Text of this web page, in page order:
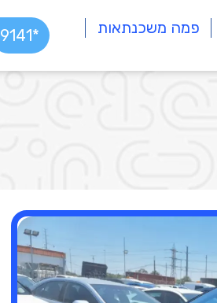
פמה משכנתאות *9141